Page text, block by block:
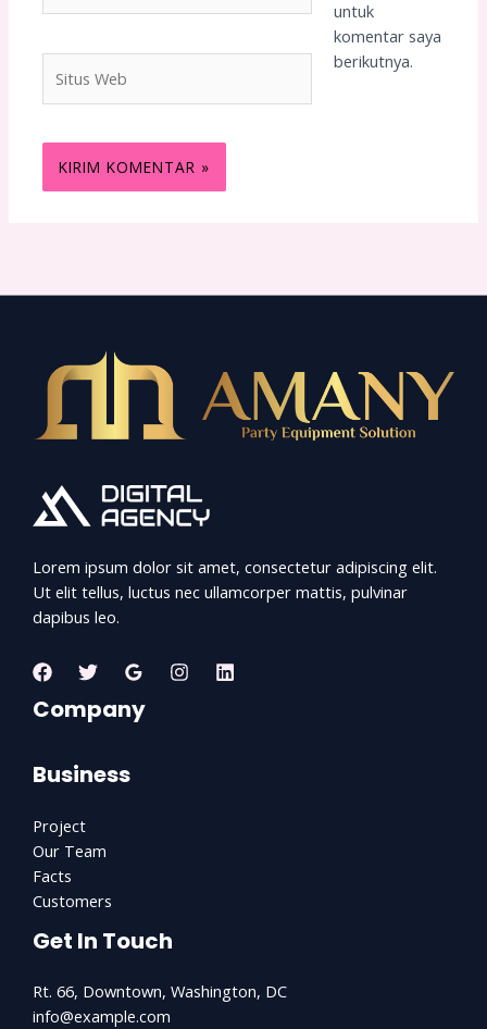
Web
untuk
komentar saya
berikutnya.
Lorem ipsum dolor sit amet, consectetur adipiscing elit.
Ut elit tellus, luctus nec ullamcorper mattis, pulvinar
dapibus leo.
Company
Business
Project
Our Team
Facts
Customers
Get In Touch
Rt. 66, Downtown, Washington, DC
info@example.com​